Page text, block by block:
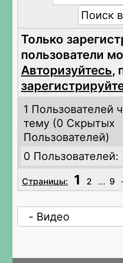
Только
пользователи
Авторизуйтесь,
1 Пользователей
тему (0 Скрытых
Пользователей)
0 Пользователей:
Страницы: 1 2 ... 9